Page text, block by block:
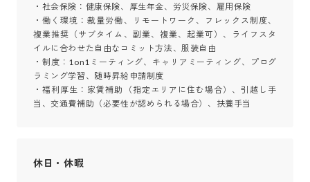
・社会保険：健康保険、厚生年金、労災保険、雇用保険
・働く環境：裁量労働、リモートワーク、フレックス制度、
複業推奨（サブタイム、副業、複業、起業可）、ライフスタ
イルに合わせた自由なコミット方法、服装自由
・制度：1on1ミーティング、キャリアミーティング、プログ
ラミング学習、随時昇給申請制度
・福利厚生：家賃補助（指定エリアに住む場合）、引越し手
当、交通費補助（必要性が認められる場合）、扶養手当
休日・休暇